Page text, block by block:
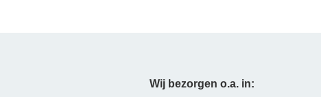
Wij bezorgen o.a. in: